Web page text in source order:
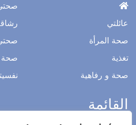
عائلتي
صحة المرأة
تغذية
صحة و رفاهية
صحة
القائمة